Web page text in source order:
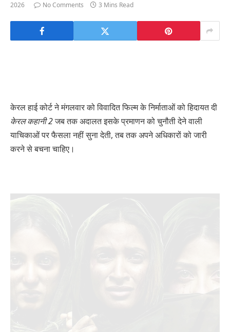
2026
No Comments 3 Mins Read
केरल हाई कोर्ट ने मंगलवार को विवादित फिल्म के निर्माताओं को हिदायत दी
केरल कहानी 2जब तक अदालत इसके प्रमाणन को चुनौती देने वाली
याचिकाओं पर फैसला नहीं सुना देती, तब तक अपने अधिकारों को जारी
करने से बचना चाहिए।